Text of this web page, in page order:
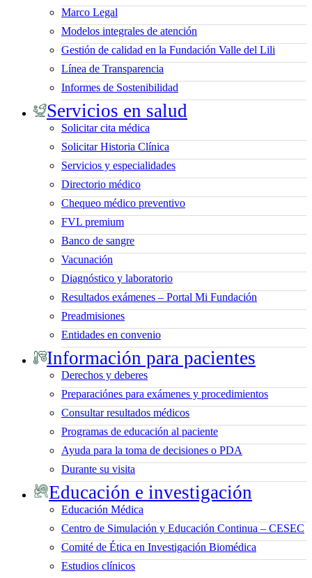
Marco Legal
Modelos integrales de atención
Gestión de calidad en la Fundación Valle del Lili
Línea de Transparencia
Informes de Sostenibilidad
Servicios en salud
Solicitar cita médica
Solicitar Historia Clínica
Servicios y especialidades
Directorio médico
Chequeo médico preventivo
FVL premium
Banco de sangre
Vacunación
Diagnóstico y laboratorio
Resultados exámenes – Portal Mi Fundación
Preadmisiones
Entidades en convenio
Información para pacientes
Derechos y deberes
Preparaciónes para exámenes y procedimientos
Consultar resultados médicos
Programas de educación al paciente
Ayuda para la toma de decisiones o PDA
Durante su visita
Educación e investigación
Educación Médica
Centro de Simulación y Educación Continua – CESEC
Comité de Ética en Investigación Biomédica
Estudios clínicos